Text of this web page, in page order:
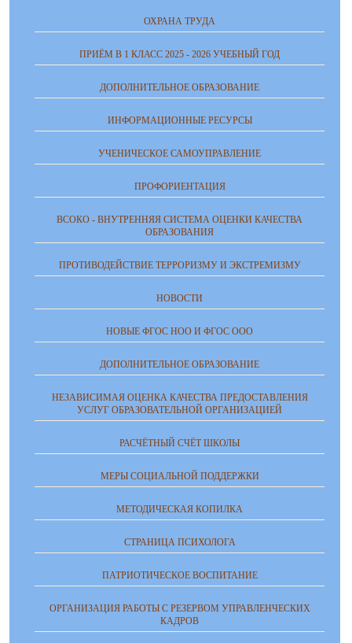
ОХРАНА ТРУДА
ПРИЁМ В 1 КЛАСС 2025 - 2026 УЧЕБНЫЙ ГОД
ДОПОЛНИТЕЛЬНОЕ ОБРАЗОВАНИЕ
ИНФОРМАЦИОННЫЕ РЕСУРСЫ
УЧЕНИЧЕСКОЕ САМОУПРАВЛЕНИЕ
ПРОФОРИЕНТАЦИЯ
ВСОКО - ВНУТРЕННЯЯ СИСТЕМА ОЦЕНКИ КАЧЕСТВА
ОБРАЗОВАНИЯ
ПРОТИВОДЕЙСТВИЕ ТЕРРОРИЗМУ И ЭКСТРЕМИЗМУ
НОВОСТИ
НОВЫЕ ФГОС НОО И ФГОС ООО
ДОПОЛНИТЕЛЬНОЕ ОБРАЗОВАНИЕ
НЕЗАВИСИМАЯ ОЦЕНКА КАЧЕСТВА ПРЕДОСТАВЛЕНИЯ
УСЛУГ ОБРАЗОВАТЕЛЬНОЙ ОРГАНИЗАЦИЕЙ
РАСЧЁТНЫЙ СЧЁТ ШКОЛЫ
МЕРЫ СОЦИАЛЬНОЙ ПОДДЕРЖКИ
МЕТОДИЧЕСКАЯ КОПИЛКА
СТРАНИЦА ПСИХОЛОГА
ПАТРИОТИЧЕСКОЕ ВОСПИТАНИЕ
ОРГАНИЗАЦИЯ РАБОТЫ С РЕЗЕРВОМ УПРАВЛЕНЧЕСКИХ
КАДРОВ